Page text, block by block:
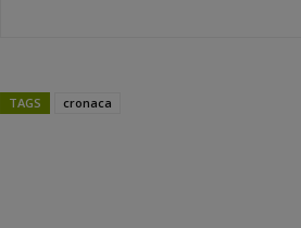
TAGS cronaca